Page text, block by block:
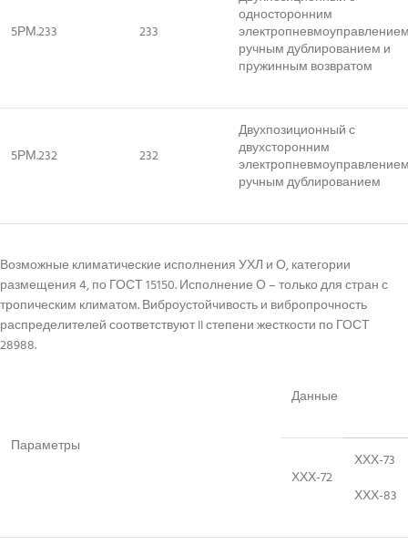
5РМ.233 233
односторонним
ручным дублированием и
пружинным возвратом
5РМ.232 232
Двухпозиционный с
двухсторонним
ручным дублированием
Возможные климатические исполнения УХЛ и О, категории
размещения 4, по ГОСТ 15150. Исполнение О – только для стран с
тропическим климатом. Виброустойчивость и вибропрочность
распределителей соответствуют II степени жесткости по ГОСТ
28988.
Параметры
Данные
ХХХ-72
ХХХ-73
ХХХ-83